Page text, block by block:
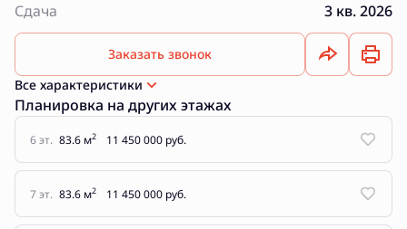
Сдача 3 кв. 2026
Заказать звонок
Все характеристики
Планировка на других этажах
6 эт. 83.6 м2 11 450 000 руб.
7 эт. 83.6 м2 11 450 000 руб.